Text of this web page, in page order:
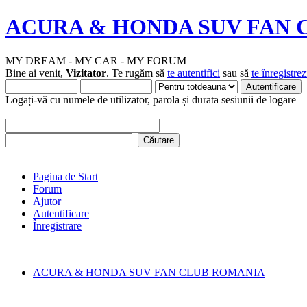
ACURA & HONDA SUV FAN
MY DREAM - MY CAR - MY FORUM
Bine ai venit, Vizitator. Te rugăm să te autentifici sau să te
Logați-vă cu numele de utilizator, parola și durata sesiunii de logare
Pagina de Start
Forum
Ajutor
Autentificare
Înregistrare
ACURA & HONDA SUV FAN CLUB ROMANIA